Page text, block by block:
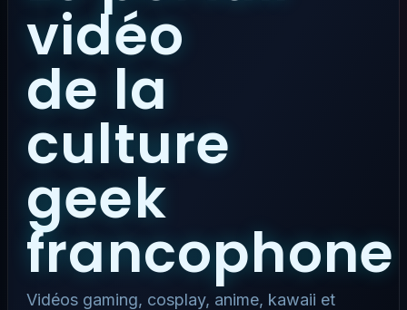
vidéo
de la
culture
geek
francophone
Vidéos gaming, cosplay, anime, kawaii et